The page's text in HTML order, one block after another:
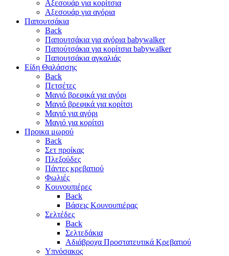
Αξεσουάρ για κορίτσια
Αξεσουάρ για αγόρια
Παπουτσάκια
Back
Παπουτσάκια για αγόρια babywalker
Παπούτσάκια για κορίτσια babywalker
Παπουτσάκια αγκαλιάς
Είδη Θαλάσσης
Back
Πετσέτες
Μαγιό βρεφικά για αγόρι
Μαγιό βρεφικά για κορίτσι
Μαγιό για αγόρι
Μαγιό για κορίτσι
Προικα μωρού
Back
Σετ προίκας
Πλεξούδες
Πάντες κρεβατιού
Φωλιές
Κουνουπιέρες
Back
Βάσεις Κουνουπιέρας
Σελτέδες
Back
Σελτεδάκια
Αδιάβροχα Προστατευτικά Κρεβατιού
Υπνόσακος